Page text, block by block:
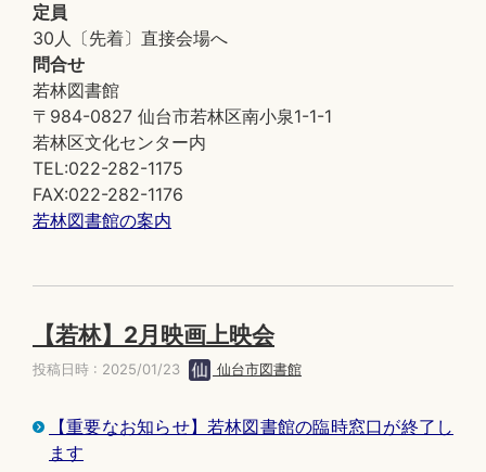
定員
30人〔先着〕直接会場へ
問合せ
若林図書館
〒984-0827 仙台市若林区南小泉1-1-1
若林区文化センター内
TEL:022-282-1175
FAX:022-282-1176
若林図書館の案内
【若林】2月映画上映会
投稿日時 : 2025/01/23 仙台市図書館
【重要なお知らせ】若林図書館の臨時窓口が終了し
ます